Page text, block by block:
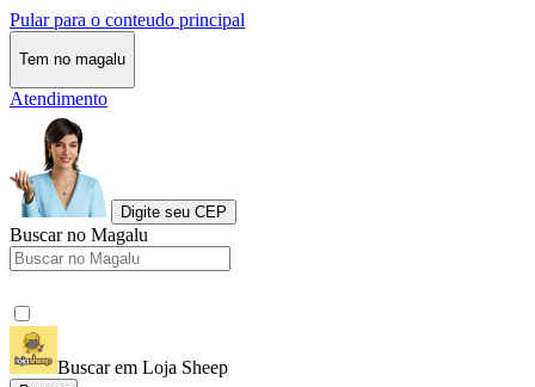
Pular para o conteudo principal
Tem no magalu
Atendimento
Digite seu CEP
Buscar no Magalu
Buscar em Loja Sheep